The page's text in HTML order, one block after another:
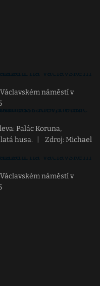
náměstí v
Palác Koruna,
husa.
Zdroj: Michael
náměstí v